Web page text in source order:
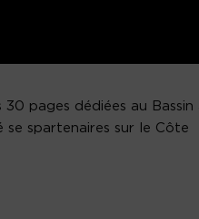
pages dédiées au Bassin
se spartenaires sur le Côte